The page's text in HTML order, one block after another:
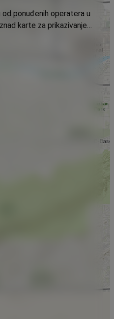
ponuđenih operatera u
karte za prikazivanje